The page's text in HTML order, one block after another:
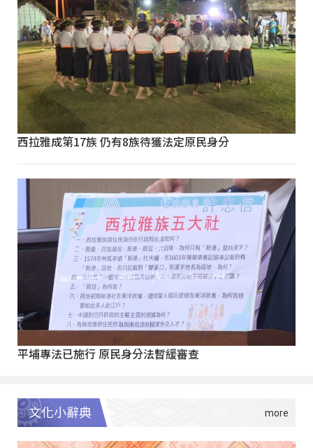
西拉雅成第17族 仍有8族待獲法定原民身分
平埔專法已施行 原民身分法暫緩審查
文化小辭典